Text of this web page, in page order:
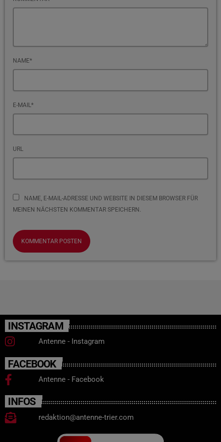
NAME*
E-MAIL*
URL
NAME, E-MAIL-ADRESSE UND WEBSITE IN DIESEM BROWSER FÜR
MEINEN NÄCHSTEN KOMMENTAR SPEICHERN.
INSTAGRAM
Antenne - Instagram
FACEBOOK
Antenne - Facebook
INFOS
redaktion@antenne-trier.com